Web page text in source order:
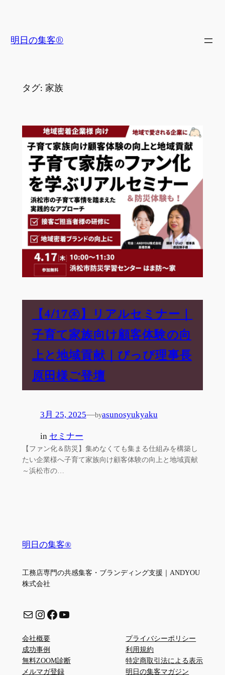
を明日の集客®
タグ: 家族
【4/17㊍】リアルセミナー｜
子育て家族向け顧客体験の向
上と地域貢献｜ぴっぴ理事長
原田様ご登壇
3月 25, 2025—byasunosyukyaku
in セミナー
【ファン化＆防災】集めなくても集まる仕組みを構築し
たい企業様へ子育て家族向け顧客体験の向上と地域貢献
～浜松市の…
明日の集客®
工務店専門の共感集客・ブランディング支援｜ANDYOU
株式会社
メール Instagram Facebook YouTube
会社概要
成功事例
無料ZOOM診断
メルマガ登録
プライバシーポリシー
利用規約
特定商取引法による表示
明日の集客マガジン